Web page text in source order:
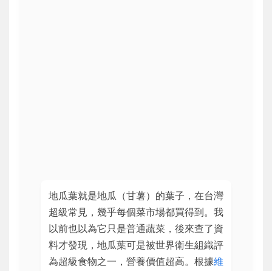
地瓜葉就是地瓜（甘薯）的葉子，在台灣
超級常見，幾乎每個菜市場都買得到。我
以前也以為它只是普通蔬菜，後來查了資
料才發現，地瓜葉可是被世界衛生組織評
為超級食物之一，營養價值超高。根據維